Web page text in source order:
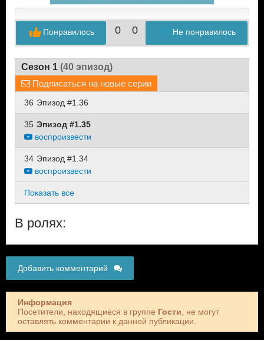
0 0 Не понравилось
Понравилось
Сезон 1 (40 эпизод)
Подписаться на новые серии
36 Эпизод #1.36
35 Эпизод #1.35
воспроизвести
34 Эпизод #1.34
воспроизвести
Показать все
В ролях:
Добавить комментарий
Информация
Посетители, находящиеся в группе Гости , не могут
оставлять комментарии к данной публикации.